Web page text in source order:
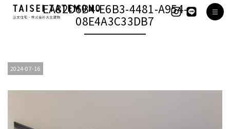
EA82D6B4-E6B3-4481-A954-
08E4A3C33DB7
2024-07-16